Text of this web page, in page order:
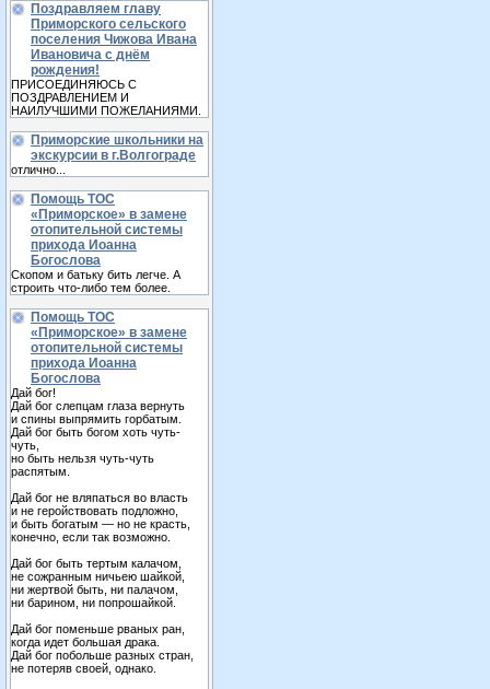
Поздравляем главу
Приморского сельского
поселения Чижова Ивана
Ивановича с днём
рождения!
ПРИСОЕДИНЯЮСЬ С
ПОЗДРАВЛЕНИЕМ И
НАИЛУЧШИМИ ПОЖЕЛАНИЯМИ.
Приморские школьники на
экскурсии в г.Волгограде
отлично...
Помощь ТОС
«Приморское» в замене
отопительной системы
прихода Иоанна
Богослова
Скопом и батьку бить легче. А
строить что-либо тем более.
Помощь ТОС
«Приморское» в замене
отопительной системы
прихода Иоанна
Богослова
Дай бог!
Дай бог слепцам глаза вернуть
и спины выпрямить горбатым.
Дай бог быть богом хоть чуть-
чуть,
но быть нельзя чуть-чуть
распятым.
Дай бог не вляпаться во власть
и не геройствовать подложно,
и быть богатым — но не красть,
конечно, если так возможно.
Дай бог быть тертым калачом,
не сожранным ничьею шайкой,
ни жертвой быть, ни палачом,
ни барином, ни попрошайкой.
Дай бог поменьше рваных ран,
когда идет большая драка.
Дай бог побольше разных стран,
не потеряв своей, однако.